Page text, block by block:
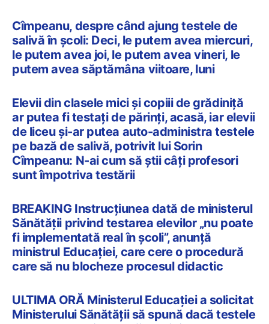
Cîmpeanu, despre când ajung testele de
salivă în școli: Deci, le putem avea miercuri,
le putem avea joi, le putem avea vineri, le
putem avea săptămâna viitoare, luni
Elevii din clasele mici și copiii de grădiniță
ar putea fi testați de părinți, acasă, iar elevii
de liceu și-ar putea auto-administra testele
pe bază de salivă, potrivit lui Sorin
Cîmpeanu: N-ai cum să știi câți profesori
sunt împotriva testării
BREAKING Instrucțiunea dată de ministerul
Sănătății privind testarea elevilor „nu poate
fi implementată real în școli”, anunță
ministrul Educației, care cere o procedură
care să nu blocheze procesul didactic
ULTIMA ORĂ Ministerul Educației a solicitat
Ministerului Sănătății să spună dacă testele